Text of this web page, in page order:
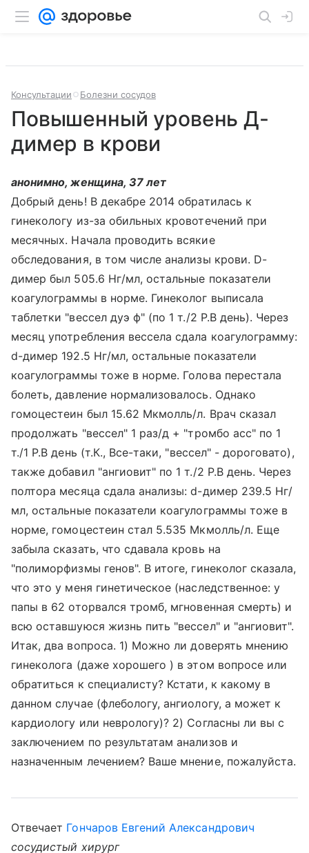
Консультации Болезни сосудов
Повышенный уровень Д-
димер в крови
анонимно, женщина, 37 лет
Добрый день! В декабре 2014 обратилась к
гинекологу из-за обильных кровотечений при
месячных. Начала проводить всякие
обследования, в том числе анализы крови. D-
димер был 505.6 Нг/мл, остальные показатели
коагулограммы в норме. Гинеколог выписала
таблетки "вессел дуэ ф" (по 1 т./2 Р.В день). Через
месяц употребления вессела сдала коагулограмму:
d-димер 192.5 Нг/мл, остальные показатели
коагулограммы тоже в норме. Голова перестала
болеть, давление нормализовалось. Однако
гомоцестеин был 15.62 Мкмолль/л. Врач сказал
продолжать "вессел" 1 раз/д + "тромбо асс" по 1
т./1 Р.В день (т.К., Все-таки, "вессел" - дороговато),
также добавил "ангиовит" по 1 т./2 Р.В день. Через
полтора месяца сдала анализы: d-димер 239.5 Нг/
мл, остальные показатели коагулограммы тоже в
норме, гомоцестеин стал 5.535 Мкмолль/л. Еще
забыла сказать, что сдавала кровь на
"полиморфизмы генов". В итоге, гинеколог сказала,
что это у меня гинетическое (наследственное: у
папы в 62 оторвался тромб, мгновенная смерть) и
всю оставшуюся жизнь пить "вессел" и "ангиовит".
Итак, два вопроса. 1) Можно ли доверять мнению
гинеколога (даже хорошего ) в этом вопросе или
обратиться к специалисту? Кстати, к какому в
данном случае (флебологу, ангиологу, а может к
кардиологу или неврологу)? 2) Согласны ли вы с
заключением по результатам анализов и
назначенным лечением? Ваше мнение, пожалуйста.
Отвечает Гончаров Евгений Александрович
сосудистый хирург